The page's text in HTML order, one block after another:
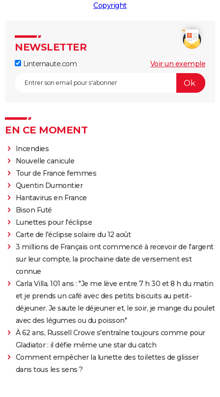
Copyright
NEWSLETTER
Linternaute.com Voir un exemple
EN CE MOMENT
Incendies
Nouvelle canicule
Tour de France femmes
Quentin Dumontier
Hantavirus en France
Bison Futé
Lunettes pour l'éclipse
Carte de l'éclipse solaire du 12 août
3 millions de Français ont commencé à recevoir de l'argent
sur leur compte, la prochaine date de versement est
connue
Carla Villa, 101 ans : "Je me lève entre 7 h 30 et 8 h du matin
et je prends un café avec des petits biscuits au petit-
déjeuner. Je saute le déjeuner et, le soir, je mange du poulet
avec des légumes ou du poisson"
À 62 ans, Russell Crowe s'entraîne toujours comme pour
Gladiator : il défie même une star du catch
Comment empêcher la lunette des toilettes de glisser
dans tous les sens ?